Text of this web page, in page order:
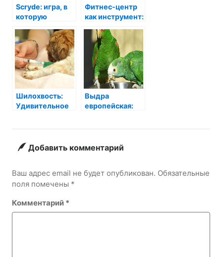
Scryde: игра, в
которую
возвращаться
— объясняю,
почему
Фитнес-центр
как инструмент:
место, которое
действительно
поможет вам
прогрессировать
Шилохвость:
Удивительное
сердца
Выдра
европейская:
удивит!
Добавить комментарий
Ваш адрес email не будет опубликован. Обязательные
поля помечены *
Комментарий *